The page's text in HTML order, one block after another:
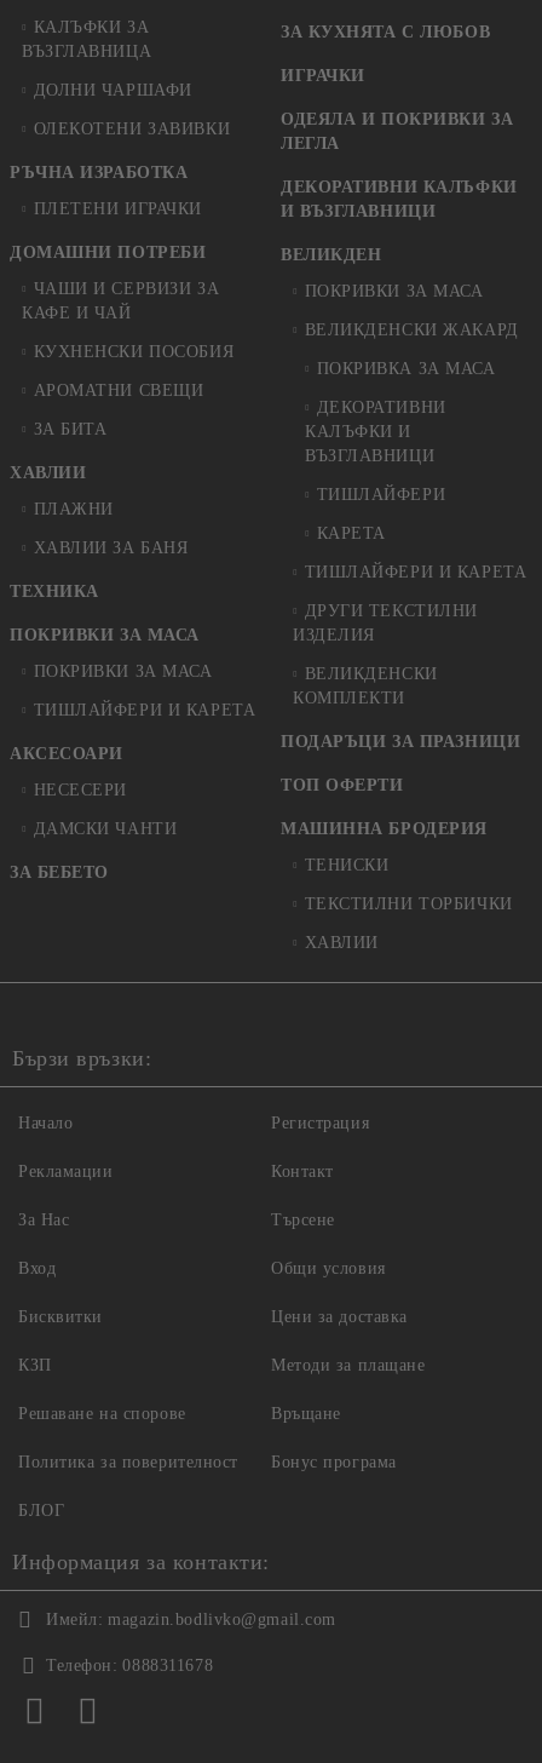
КАЛЪФКИ ЗА
ВЪЗГЛАВНИЦА
ДОЛНИ ЧАРШАФИ
ОЛЕКОТЕНИ ЗАВИВКИ
РЪЧНА ИЗРАБОТКА
ПЛЕТЕНИ ИГРАЧКИ
ДОМАШНИ ПОТРЕБИ
ЧАШИ И СЕРВИЗИ ЗА
КАФЕ И ЧАЙ
КУХНЕНСКИ ПОСОБИЯ
АРОМАТНИ СВЕЩИ
ЗА БИТА
ХАВЛИИ
ПЛАЖНИ
ХАВЛИИ ЗА БАНЯ
ТЕХНИКА
ПОКРИВКИ ЗА МАСА
ПОКРИВКИ ЗА МАСА
ТИШЛАЙФЕРИ И КАРЕТА
АКСЕСОАРИ
НЕСЕСЕРИ
ДАМСКИ ЧАНТИ
ЗА БЕБЕТО
ЗА КУХНЯТА С ЛЮБОВ
ИГРАЧКИ
ОДЕЯЛА И ПОКРИВКИ ЗА
ЛЕГЛА
ДЕКОРАТИВНИ КАЛЪФКИ
И ВЪЗГЛАВНИЦИ
ВЕЛИКДЕН
ПОКРИВКИ ЗА МАСА
ВЕЛИКДЕНСКИ ЖАКАРД
ПОКРИВКА ЗА МАСА
ДЕКОРАТИВНИ
КАЛЪФКИ И
ВЪЗГЛАВНИЦИ
ТИШЛАЙФЕРИ
КАРЕТА
ТИШЛАЙФЕРИ И КАРЕТА
ДРУГИ ТЕКСТИЛНИ
ИЗДЕЛИЯ
ВЕЛИКДЕНСКИ
КОМПЛЕКТИ
ПОДАРЪЦИ ЗА ПРАЗНИЦИ
ТОП ОФЕРТИ
МАШИННА БРОДЕРИЯ
ТЕНИСКИ
ТЕКСТИЛНИ ТОРБИЧКИ
ХАВЛИИ
Бързи връзки:
Начало
Рекламации
За Нас
Вход
Регистрация
Контакт
Търсене
Общи условия
Бисквитки
КЗП
Решаване на спорове
Политика за поверителност
Цени за доставка
Методи за плащане
Връщане
Бонус програма
БЛОГ
Информация за контакти:
Имейл: magazin.bodlivko@gmail.com
Телефон: 0888311678